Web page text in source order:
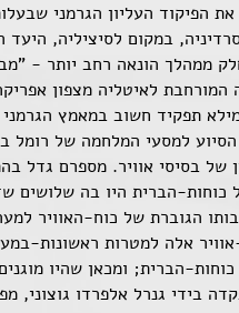
הפיקוד העליון הגרמני
במקום לסיציליה, היעד
ממהלך הונאה רחב יותר -
המורחבת לאיטליה מצפון
תפקיד חשוב במאמץ
למסעי המלחמה של רומל
של בסיסי אוויר. מספרם גדל
כוחות-הברית היו בה שלושים
הגוברת של כוח-האוויר
אלה למטרות ראשונות-
כוחות-הברית; ומכאן שהיו
בידי גנרל אלפרדו גוצוני,